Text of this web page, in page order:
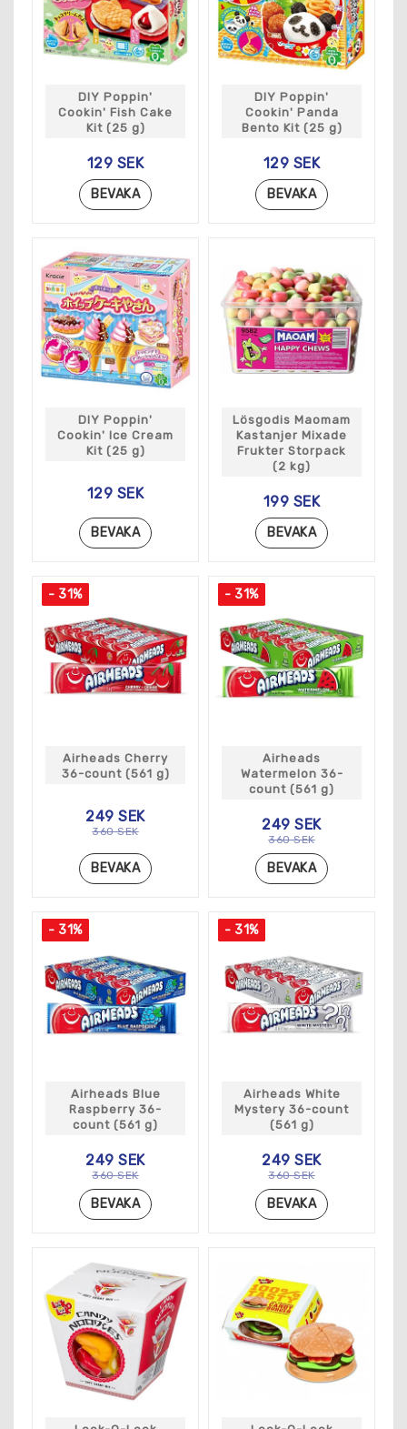
DIY Poppin'
Cookin' Fish Cake
Kit (25 g)
129 SEK
BEVAKA
DIY Poppin'
Cookin' Panda
Bento Kit (25 g)
129 SEK
BEVAKA
DIY Poppin'
Cookin' Ice Cream
Kit (25 g)
129 SEK
BEVAKA
Lösgodis Maomam
Kastanjer Mixade
Frukter Storpack
(2 kg)
199 SEK
BEVAKA
- 31%
Airheads Cherry
36-count (561 g)
360 SEK
249 SEK
BEVAKA
- 31%
Airheads
Watermelon 36-
count (561 g)
360 SEK
249 SEK
BEVAKA
- 31%
Airheads Blue
Raspberry 36-
count (561 g)
360 SEK
249 SEK
BEVAKA
- 31%
Airheads White
Mystery 36-count
(561 g)
360 SEK
249 SEK
BEVAKA